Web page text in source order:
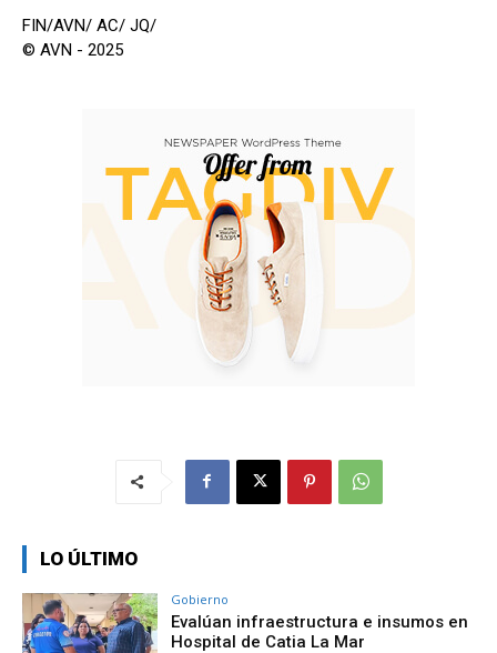
FIN/AVN/ AC/ JQ/
© AVN - 2025
LO ÚLTIMO
Gobierno
Evalúan infraestructura e insumos en
Hospital de Catia La Mar